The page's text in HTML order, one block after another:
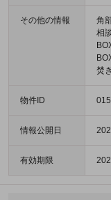
その他の情報
角
相
焚
物件ID
情報公開日
有効期限